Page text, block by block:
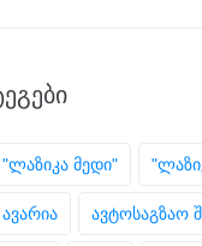
"ლაზიკა მედი"
ავარია ავტოსაგზაო